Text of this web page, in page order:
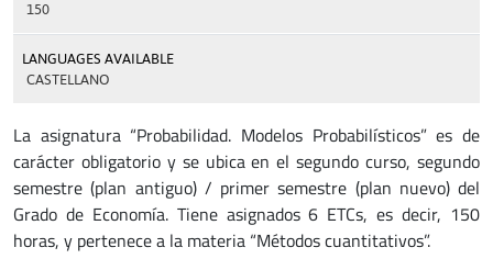
150
LANGUAGES AVAILABLE
CASTELLANO
La asignatura “Probabilidad. Modelos Probabilísticos” es de
carácter obligatorio y se ubica en el segundo curso, segundo
semestre (plan antiguo) / primer semestre (plan nuevo) del
Grado de Economía. Tiene asignados 6 ETCs, es decir, 150
horas, y pertenece a la materia “Métodos cuantitativos”.